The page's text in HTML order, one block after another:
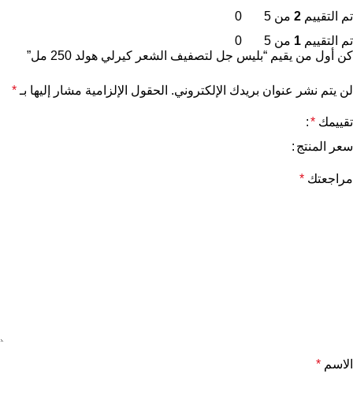
تم التقييم 2 من 5
0
تم التقييم 1 من 5 0
كن أول من يقيم “بليس جل لتصفيف الشعر كيرلي هولد 250 مل”
لن يتم نشر عنوان بريدك الإلكتروني. الحقول الإلزامية مشار إليها بـ *
تقييمك *
سعر المنتج
مراجعتك *
الاسم *